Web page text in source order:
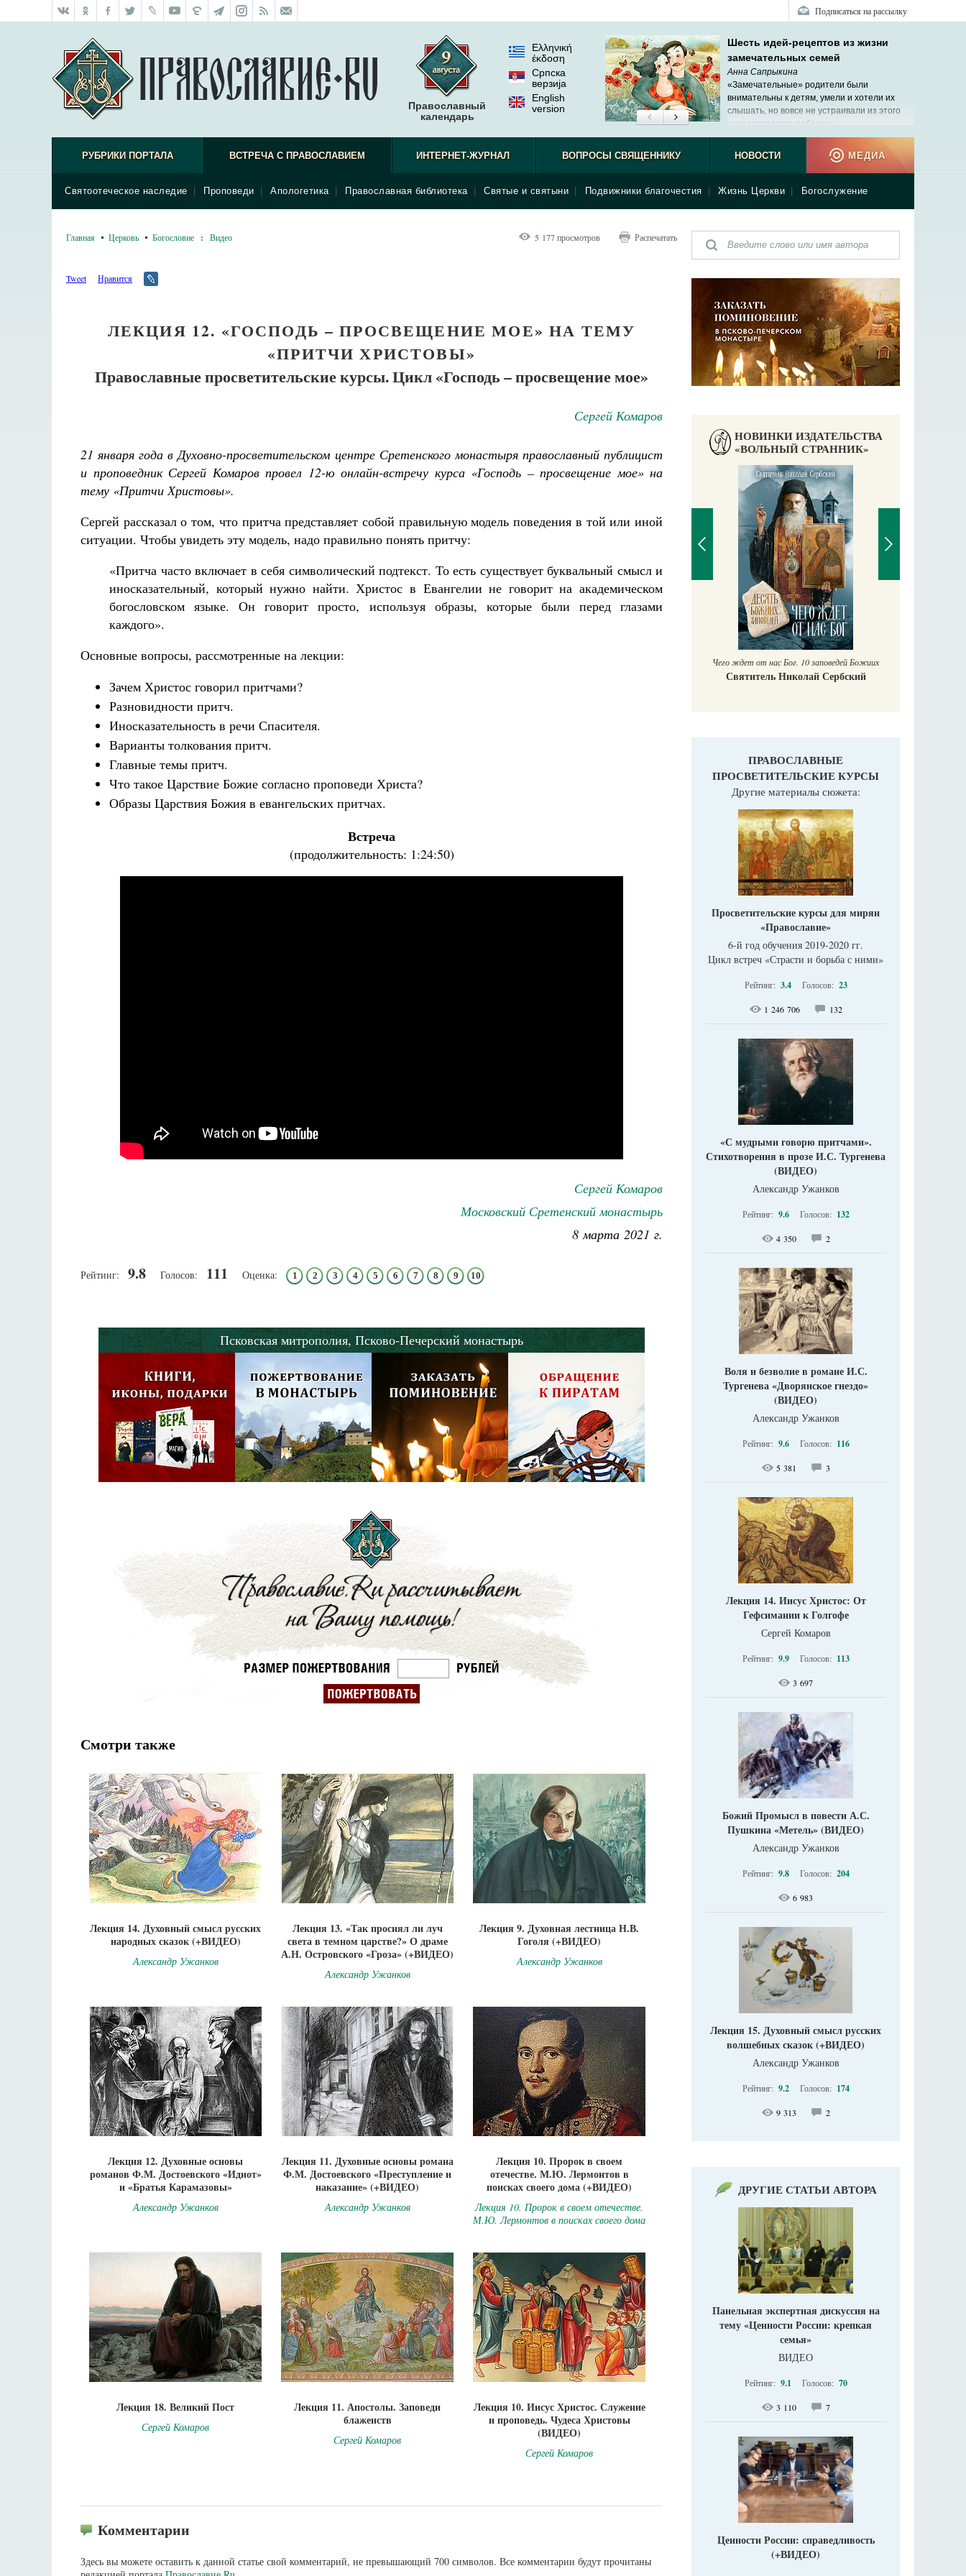
Подписаться на рассылку
Православный
календарь
Ελληνική
έκδοση
Српска
верзиjа
English
version
Шесть идей-рецептов из жизни
замечательных семей
Анна Сапрыкина
«Замечательные» родители были
внимательны к детям, умели и хотели их
слышать, но вовсе не устраивали из этого
«час господства ребенка».
РУБРИКИ ПОРТАЛА ВСТРЕЧА С ПРАВОСЛАВИЕМ
Святоотеческое наследие Проповеди Апологетика Православная библиотека Святые и святыни Подвижники благочестия Жизнь Церкви Богослужение
ИНТЕРНЕТ-ЖУРНАЛ ВОПРОСЫ СВЯЩЕННИКУ НОВОСТИ МЕДИА
Главная Церковь Богословие : Видео 5 177 просмотров Распечатать
Tweet Нравится
ЛЕКЦИЯ 12. «ГОСПОДЬ – ПРОСВЕЩЕНИЕ МОЕ» НА ТЕМУ
«ПРИТЧИ ХРИСТОВЫ»
Православные просветительские курсы. Цикл «Господь – просвещение мое»
Сергей Комаров
21 января года в Духовно-просветительском центре Сретенского монастыря православный публицист
и проповедник Сергей Комаров провел 12-ю онлайн-встречу курса «Господь – просвещение мое» на
тему «Притчи Христовы».
Сергей рассказал о том, что притча представляет собой правильную модель поведения в той или иной
ситуации. Чтобы увидеть эту модель, надо правильно понять притчу:
«Притча часто включает в себя символический подтекст. То есть существует буквальный смысл и
иносказательный, который нужно найти. Христос в Евангелии не говорит на академическом
богословском языке. Он говорит просто, используя образы, которые были перед глазами
каждого».
Основные вопросы, рассмотренные на лекции:
Зачем Христос говорил притчами?
Разновидности притч.
Иносказательность в речи Спасителя.
Варианты толкования притч.
Главные темы притч.
Что такое Царствие Божие согласно проповеди Христа?
Образы Царствия Божия в евангельских притчах.
Встреча
(продолжительность: 1:24:50)
Сергей Комаров
Московский Сретенский монастырь
8 марта 2021 г.
Рейтинг: 9.8 Голосов: 111 Оценка: 1 2 3 4 5 6 7 8 9 10
Псковская митрополия, Псково-Печерский монастырь
Смотри также
Лекция 14. Духовный смысл русских
народных сказок (+ВИДЕО)
Александр Ужанков
Лекция 13. «Так просиял ли луч
света в темном царстве?» О драме
А.Н. Островского «Гроза» (+ВИДЕО)
Александр Ужанков
Лекция 9. Духовная лестница Н.В.
Гоголя (+ВИДЕО)
Александр Ужанков
Лекция 12. Духовные основы
романов Ф.М. Достоевского «Идиот»
и «Братья Карамазовы»
Александр Ужанков
Лекция 11. Духовные основы романа
Ф.М. Достоевского «Преступление и
наказание» (+ВИДЕО)
Александр Ужанков
Лекция 10. Пророк в своем
отечестве. М.Ю. Лермонтов в
поисках своего дома (+ВИДЕО)
Лекция 10. Пророк в своем отечестве.
М.Ю. Лермонтов в поисках своего дома
Лекция 18. Великий Пост
Сергей Комаров
Лекция 11. Апостолы. Заповеди
блаженств
Сергей Комаров
Лекция 10. Иисус Христос. Служение
и проповедь. Чудеса Христовы
(ВИДЕО)
Сергей Комаров
Комментарии
Здесь вы можете оставить к данной статье свой комментарий, не превышающий 700 символов. Все комментарии будут прочитаны
НОВИНКИ ИЗДАТЕЛЬСТВА
«ВОЛЬНЫЙ СТРАННИК»
Фредерика де Грааф Как найти своё место в жизни Чего ждет от нас Бог. 10 заповедей Божиих
Святитель Николай Сербский
ПРАВОСЛАВНЫЕ
ПРОСВЕТИТЕЛЬСКИЕ КУРСЫ
Другие материалы сюжета:
Просветительские курсы для мирян
«Православие»
6-й год обучения 2019-2020 гг.
Цикл встреч «Страсти и борьба с ними»
Рейтинг: 3.4 Голосов: 23
1 246 706 132
«С мудрыми говорю притчами».
Стихотворения в прозе И.С. Тургенева
(ВИДЕО)
Александр Ужанков
Рейтинг: 9.6 Голосов: 132
4 350 2
Воля и безволие в романе И.С.
Тургенева «Дворянское гнездо»
(ВИДЕО)
Александр Ужанков
Рейтинг: 9.6 Голосов: 116
5 381 3
Лекция 14. Иисус Христос: От
Гефсимании к Голгофе
Сергей Комаров
Рейтинг: 9.9 Голосов: 113
3 697
Божий Промысл в повести А.С.
Пушкина «Метель» (ВИДЕО)
Александр Ужанков
Рейтинг: 9.8 Голосов: 204
6 983
Лекция 15. Духовный смысл русских
волшебных сказок (+ВИДЕО)
Александр Ужанков
Рейтинг: 9.2 Голосов: 174
9 313 2
ДРУГИЕ СТАТЬИ АВТОРА
Панельная экспертная дискуссия на
тему «Ценности России: крепкая
семья»
ВИДЕО
Рейтинг: 9.1 Голосов: 70
3 110 7
Ценности России: справедливость
(+ВИДЕО)